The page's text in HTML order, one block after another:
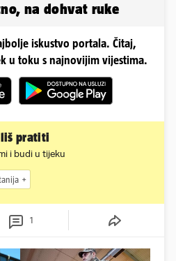
na dohvat ruke
iskustvo portala. Čitaj,
u toku s najnovijim vijestima.
pratiti
i budi u tijeku
1